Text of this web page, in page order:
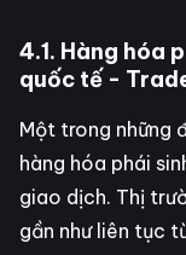
4.1. Hàng hóa
quốc tế -
Một trong những
hàng hóa phái
giao dịch. Thị
gần như liên tục